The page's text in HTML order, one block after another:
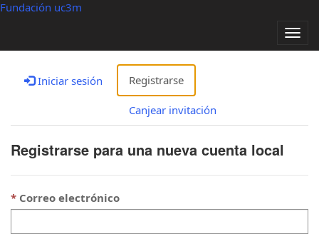
Fundación uc3m
Iniciar sesión Registrarse
Canjear invitación
Registrarse para una nueva cuenta local
Correo electrónico